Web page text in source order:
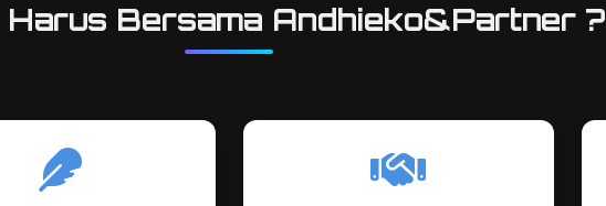
Harus Bersama Andhieko&Partner ?